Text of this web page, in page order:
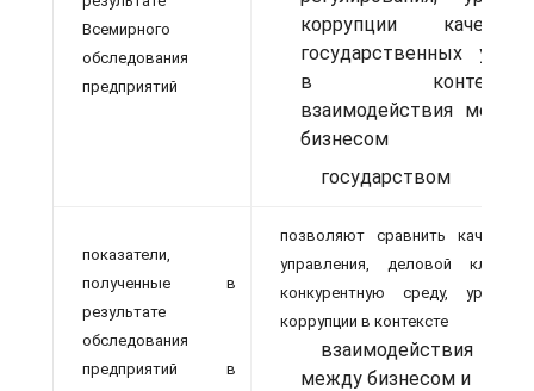
Всемирного
обследования
предприятий
коррупции качества
государственных услуг
в контексте
взаимодействия между
бизнесом
государством
показатели,
полученные в
результате
обследования
предприятий в
позволяют сравнить качество
управления, деловой климат,
конкурентную среду, уровень
коррупции в контексте
взаимодействия
между бизнесом и